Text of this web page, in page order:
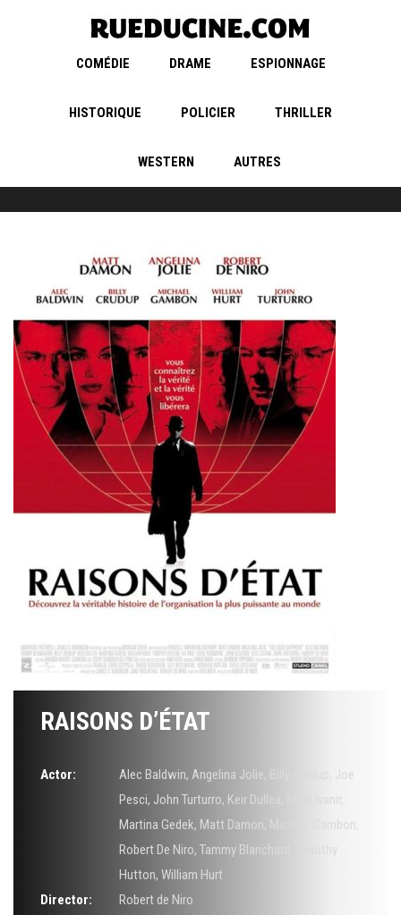
COMÉDIE DRAME ESPIONNAGE
HISTORIQUE POLICIER THRILLER
WESTERN AUTRES
RAISONS D’ÉTAT
Actor: Alec Baldwin, Angelina Jolie,
Joe
Pesci, John Turturro, Keir Dullea
,
Martina Gedek, Matt Damon, Michael Gambon,
Robert De Niro, Tammy Blanchard
Hutton, William Hurt
Director:
Robert de Niro